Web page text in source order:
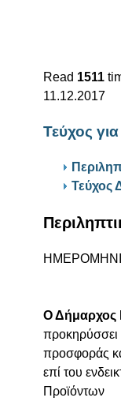
Read 1511
11.12.2017
Τεύχος
Τεύχος
Ο Δήμαρχος
προκηρύσσει
προσφοράς
επί του
Προϊόντων